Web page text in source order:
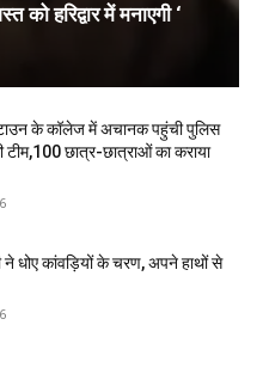
को हरिद्वार में मनाएगी ‘
के कॉलेज में अचानक पहुंची पुलिस
टीम,100 छात्र-छात्राओं का कराया
ने धोए कांवड़ियों के चरण, अपने हाथों से